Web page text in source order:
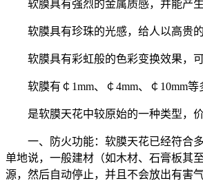
软膜具有强烈的金属质感，并能产
软膜具有珍珠的光感，给人以高贵的
软膜具有彩虹般的色彩变换效果，
软膜有￠1mm、￠4mm、￠10mm
是软膜天花中较原始的一种类型，
一、防火功能：软膜天花已经符合
单地说，一般建材（如木材、石膏板其
源，然后自动停止，并且不会放出有害